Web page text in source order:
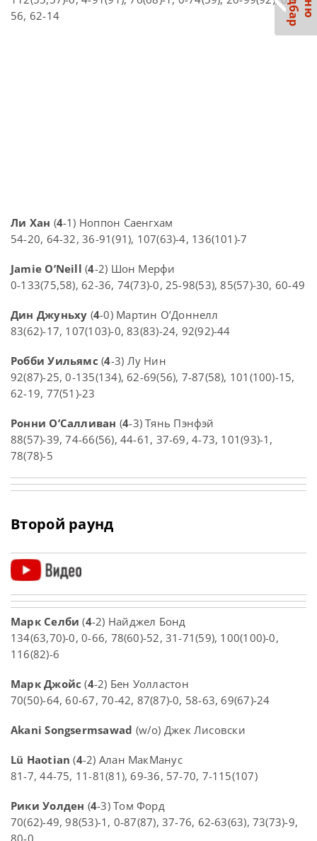
56, 62-14
Ли Хан (4-1) Ноппон Саенгхам
54-20, 64-32, 36-91(91), 107(63)-4, 136(101)-7
Jamie O’Neill (4-2) Шон Мерфи
0-133(75,58), 62-36, 74(73)-0, 25-98(53), 85(57)-30, 60-49
Дин Джуньху (4-0) Мартин О’Доннелл
83(62)-17, 107(103)-0, 83(83)-24, 92(92)-44
Робби Уильямс (4-3) Лу Нин
92(87)-25, 0-135(134), 62-69(56), 7-87(58), 101(100)-15,
62-19, 77(51)-23
Ронни О’Салливан (4-3) Тянь Пэнфэй
88(57)-39, 74-66(56), 44-61, 37-69, 4-73, 101(93)-1,
78(78)-5
Второй раунд
Марк Селби (4-2) Найджел Бонд
134(63,70)-0, 0-66, 78(60)-52, 31-71(59), 100(100)-0,
116(82)-6
Марк Джойс (4-2) Бен Уолластон
70(50)-64, 60-67, 70-42, 87(87)-0, 58-63, 69(67)-24
Akani Songsermsawad (w/o) Джек Лисовски
Lü Haotian (4-2) Алан МакМанус
81-7, 44-75, 11-81(81), 69-36, 57-70, 7-115(107)
Рики Уолден (4-3) Том Форд
70(62)-49, 98(53)-1, 0-87(87), 37-76, 62-63(63), 73(73)-9,
80-0